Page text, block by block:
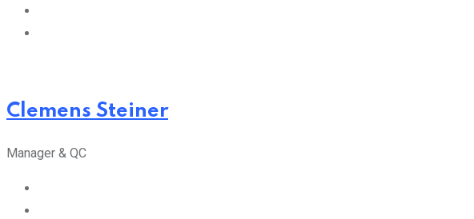
Clemens Steiner
Manager & QC